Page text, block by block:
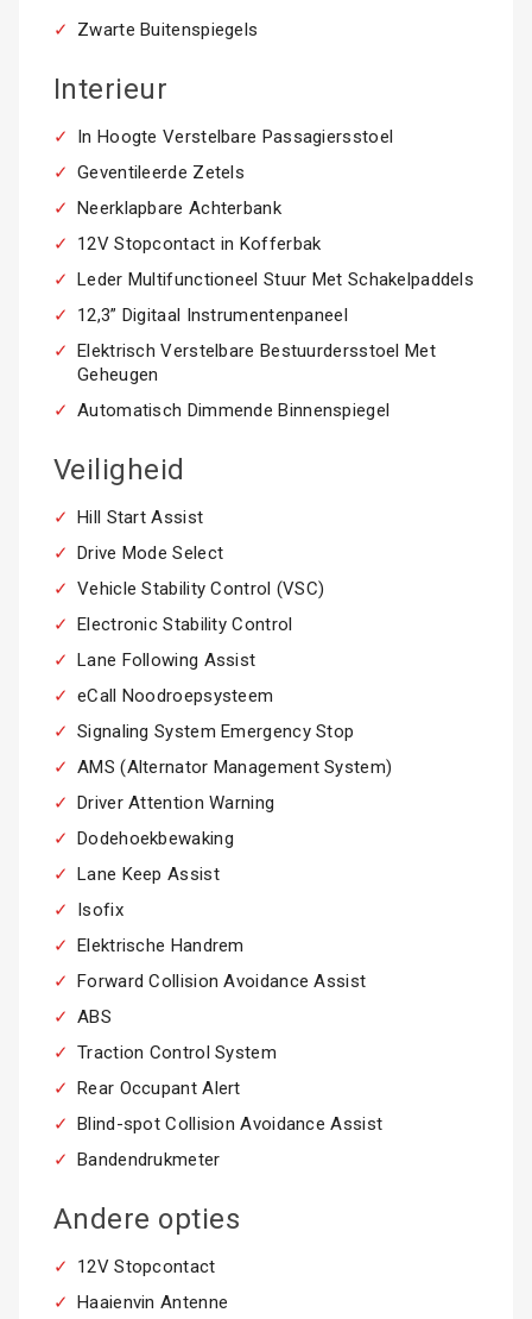
Zwarte Buitenspiegels
Interieur
In Hoogte Verstelbare Passagiersstoel
Geventileerde Zetels
Neerklapbare Achterbank
12V Stopcontact in Kofferbak
Leder Multifunctioneel Stuur Met Schakelpaddels
12,3” Digitaal Instrumentenpaneel
Elektrisch Verstelbare Bestuurdersstoel Met
Geheugen
Automatisch Dimmende Binnenspiegel
Veiligheid
Hill Start Assist
Drive Mode Select
Vehicle Stability Control (VSC)
Electronic Stability Control
Lane Following Assist
eCall Noodroepsysteem
Signaling System Emergency Stop
AMS (Alternator Management System)
Driver Attention Warning
Dodehoekbewaking
Lane Keep Assist
Isofix
Elektrische Handrem
Forward Collision Avoidance Assist
ABS
Traction Control System
Rear Occupant Alert
Blind-spot Collision Avoidance Assist
Bandendrukmeter
Andere opties
12V Stopcontact
Haaienvin Antenne